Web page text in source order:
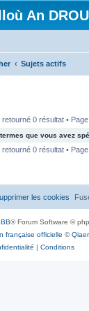
An
Sujets actifs
0 résultat • Page
que vous avez
0 résultat • Page
les cookies
® Forum Software ©
française officielle ©
| Conditions